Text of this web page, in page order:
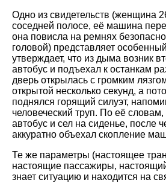
Одно из свидетельств (женщина
соседней полосе, её машина
она повисла на ремнях
головой) представляет
утверждает, что из дыма возник
автобус и подъехал к останкам
дверь открылась с громким
открытой несколько секунд, а
поднялся горящий силуэт,
человеческий труп. По её
автобус и сел на сиденье, после
аккуратно объехал скопление
Те же параметры (настоящее
настоящие пассажиры,
знает ситуацию и находится на